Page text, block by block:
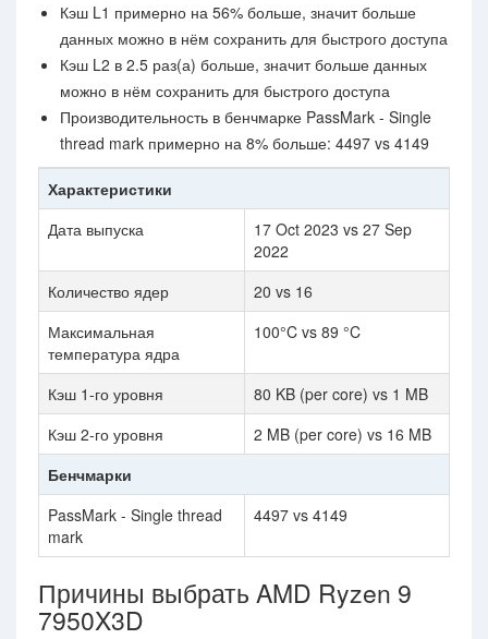
Кэш L1 примерно на 56% больше, значит больше
данных можно в нём сохранить для быстрого доступа
Кэш L2 в 2.5 раз(а) больше, значит больше данных
можно в нём сохранить для быстрого доступа
Производительность в бенчмарке PassMark - Single
thread mark примерно на 8% больше: 4497 vs 4149
Характеристики
Дата выпуска
17 Oct 2023 vs 27 Sep
2022
Количество ядер
20 vs 16
Максимальная
температура ядра
100°C vs 89 °C
Кэш 1-го уровня
80 KB (per core) vs 1 MB
Кэш 2-го уровня
2 MB (per core) vs 16 MB
Бенчмарки
PassMark - Single thread
mark
4497 vs 4149
Причины выбрать AMD Ryzen 9
7950X3D